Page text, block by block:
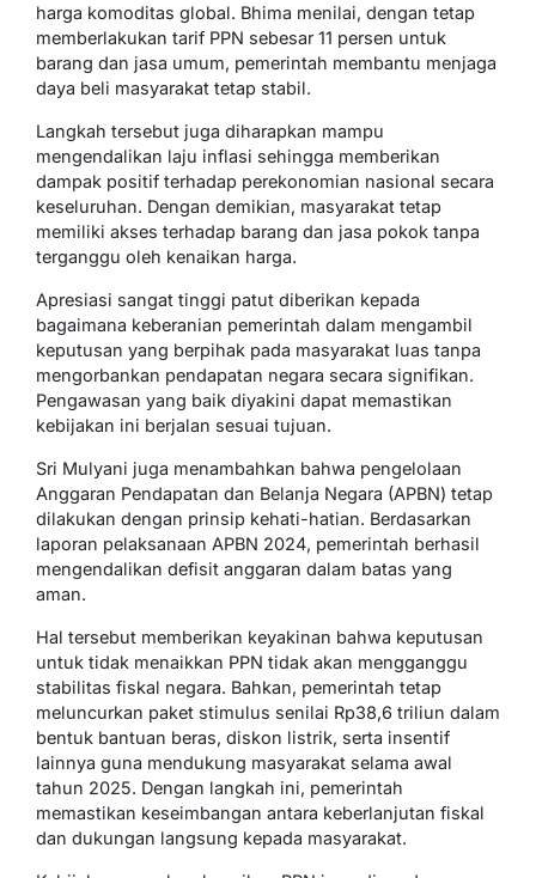
harga komoditas global. Bhima menilai, dengan tetap
memberlakukan tarif PPN sebesar 11 persen untuk
barang dan jasa umum, pemerintah membantu menjaga
daya beli masyarakat tetap stabil.
Langkah tersebut juga diharapkan mampu
mengendalikan laju inflasi sehingga memberikan
dampak positif terhadap perekonomian nasional secara
keseluruhan. Dengan demikian, masyarakat tetap
memiliki akses terhadap barang dan jasa pokok tanpa
terganggu oleh kenaikan harga.
Apresiasi sangat tinggi patut diberikan kepada
bagaimana keberanian pemerintah dalam mengambil
keputusan yang berpihak pada masyarakat luas tanpa
mengorbankan pendapatan negara secara signifikan.
Pengawasan yang baik diyakini dapat memastikan
kebijakan ini berjalan sesuai tujuan.
Sri Mulyani juga menambahkan bahwa pengelolaan
Anggaran Pendapatan dan Belanja Negara (APBN) tetap
dilakukan dengan prinsip kehati-hatian. Berdasarkan
laporan pelaksanaan APBN 2024, pemerintah berhasil
mengendalikan defisit anggaran dalam batas yang
aman.
Hal tersebut memberikan keyakinan bahwa keputusan
untuk tidak menaikkan PPN tidak akan mengganggu
stabilitas fiskal negara. Bahkan, pemerintah tetap
meluncurkan paket stimulus senilai Rp38,6 triliun dalam
bentuk bantuan beras, diskon listrik, serta insentif
lainnya guna mendukung masyarakat selama awal
tahun 2025. Dengan langkah ini, pemerintah
memastikan keseimbangan antara keberlanjutan fiskal
dan dukungan langsung kepada masyarakat.